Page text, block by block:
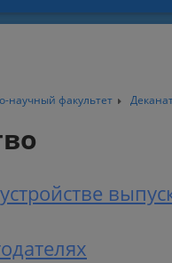
научный факультет